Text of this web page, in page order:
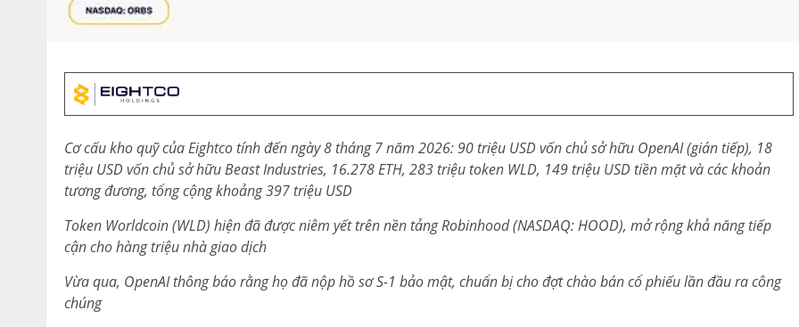
Cơ cấu kho quỹ của Eightco tính đến ngày 8 tháng 7 năm 2026: 90 triệu USD vốn chủ sở hữu OpenAI (gián tiếp), 18
triệu USD vốn chủ sở hữu Beast Industries, 16.278 ETH, 283 triệu token WLD, 149 triệu USD tiền mặt và các khoản
tương đương, tổng cộng khoảng 397 triệu USD
Token Worldcoin (WLD) hiện đã được niêm yết trên nền tảng Robinhood (NASDAQ: HOOD), mở rộng khả năng tiếp
cận cho hàng triệu nhà giao dịch
Vừa qua, OpenAI thông báo rằng họ đã nộp hồ sơ S-1 bảo mật, chuẩn bị chođợt chào bán cổ phiếu lần đầu ra công
chúng